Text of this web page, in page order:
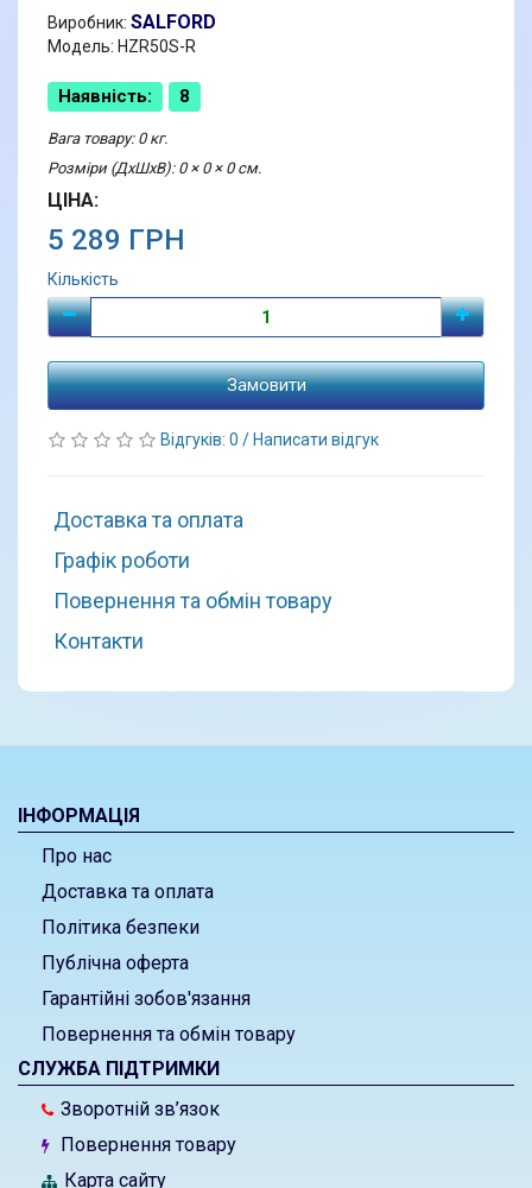
Виробник: SALFORD
Модель: HZR50S-R
Наявність: 8
Вага товару: 0 кг.
Розміри (ДхШхВ): 0 × 0 × 0 см.
ЦІНА:
5 289 ГРН
Кількість
Замовити
Відгуків: 0 / Написати відгук
Доставка та оплата
Графік роботи
Повернення та обмін товару
Контакти
ІНФОРМАЦІЯ
Про нас
Доставка та оплата
Політика безпеки
Публічна оферта
Гарантійні зобов'язання
Повернення та обмін товару
СЛУЖБА ПІДТРИМКИ
Зворотній зв’язок
Повернення товару
Карта сайту